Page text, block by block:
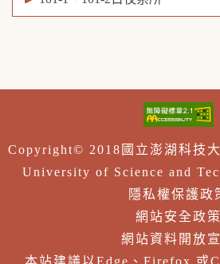
Copyright© 2018國立澎湖科技
University of Science and
隱私權保護政
網站安全政策
網站資料開放